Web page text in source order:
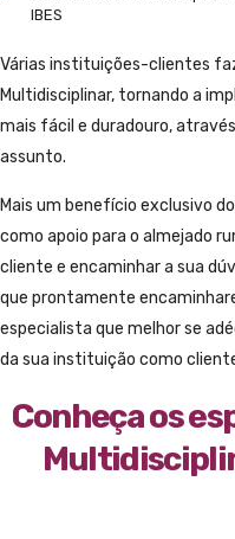
IBES
Várias instituições-clientes
Multidisciplinar, tornando a
mais fácil e duradouro,
assunto.
Mais um benefício exclusivo
como apoio para o almejado
cliente e encaminhar a sua
que prontamente
especialista que melhor se
da sua instituição como
Conheça os